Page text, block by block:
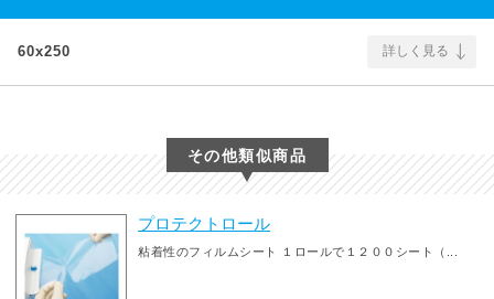
60x250 詳しく見る
その他類似商品
プロテクトロール
粘着性のフィルムシート １ロールで１２００シート（...